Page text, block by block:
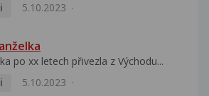
5.10.2023
po xx letech přivezla z Východu...
5.10.2023